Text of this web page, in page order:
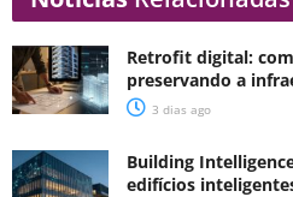
Retrofit digital:
preservando a
3 dias ago
Building
edifícios